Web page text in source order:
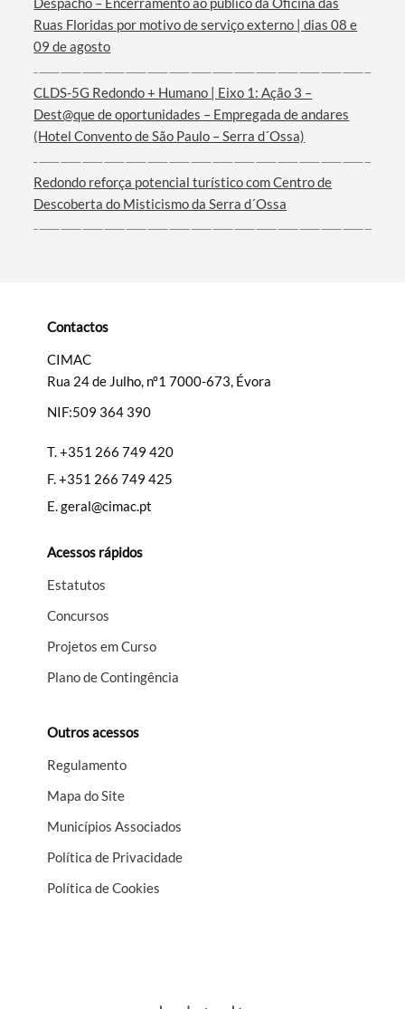
Ruas Floridas por motivo de serviço externo | dias 08 e
09 de agosto
CLDS-5G Redondo + Humano | Eixo 1: Ação 3 –
Dest@que de oportunidades – Empregada de andares
(Hotel Convento de São Paulo – Serra d´Ossa)
Redondo reforça potencial turístico com Centro de
Descoberta do Misticismo da Serra d´Ossa
Contactos
CIMAC
Rua 24 de Julho, nº1 7000-673, Évora
NIF:509 364 390
T.+351 266 749 420
F.+351 266 749 425
E.geral@cimac.pt
Acessos rápidos
Estatutos
Concursos
Projetos em Curso
Plano de Contingência
Outros acessos
Regulamento
Mapa do Site
Municípios Associados
Política de Privacidade
Política de Cookies